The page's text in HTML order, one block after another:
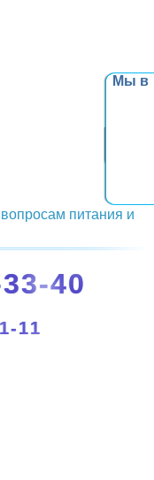
Мы в
питания и
40
11